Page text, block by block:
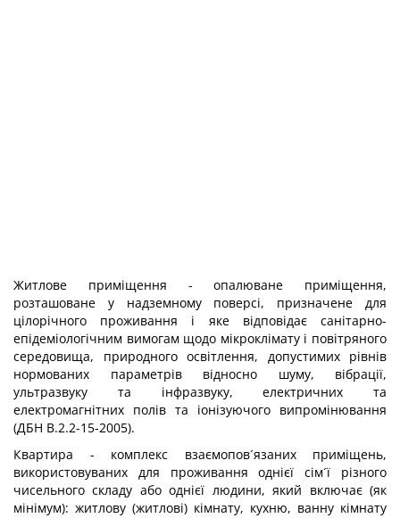
Житлове приміщення - опалюване приміщення,
розташоване у надземному поверсі, призначене для
цілорічного проживання і яке відповідає санітарно-
епідеміологічним вимогам щодо мікроклімату і повітряного
середовища, природного освітлення, допустимих рівнів
нормованих параметрів відносно шуму, вібрації,
ультразвуку та інфразвуку, електричних та
електромагнітних полів та іонізуючого випромінювання
(ДБН В.2.2-15-2005).
Квартира - комплекс взаємопов´язаних приміщень,
використовуваних для проживання однієї сім´ї різного
чисельного складу або однієї людини, який включає (як
мінімум): житлову (житлові) кімнату, кухню, ванну кімнату